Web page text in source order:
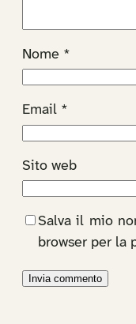
Nome *
Email *
Sito web
Salva il mio
browser per la